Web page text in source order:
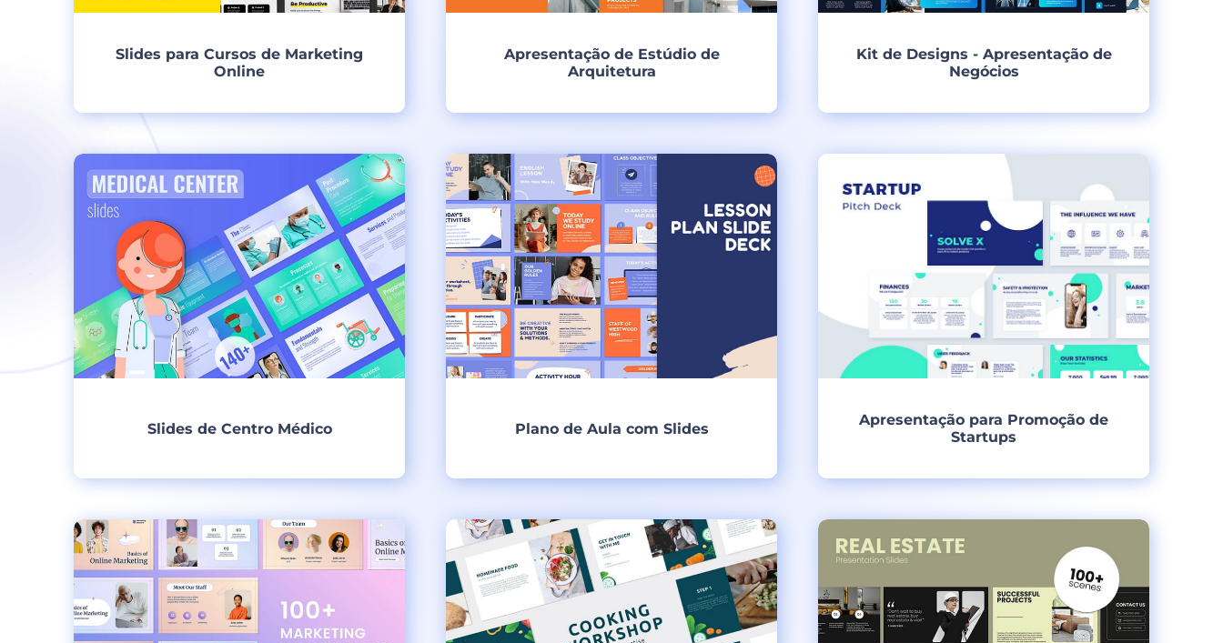
Slides para Cursos de Marketing
Online
Apresentação de Estúdio de
Arquitetura
Kit de Designs - Apresentação de
Negócios
Slides de Centro Médico Plano de Aula com Slides
Apresentação para Promoção de
Startups